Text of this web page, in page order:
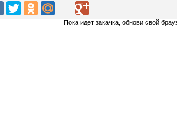
Пока идет закачка, обнови свой